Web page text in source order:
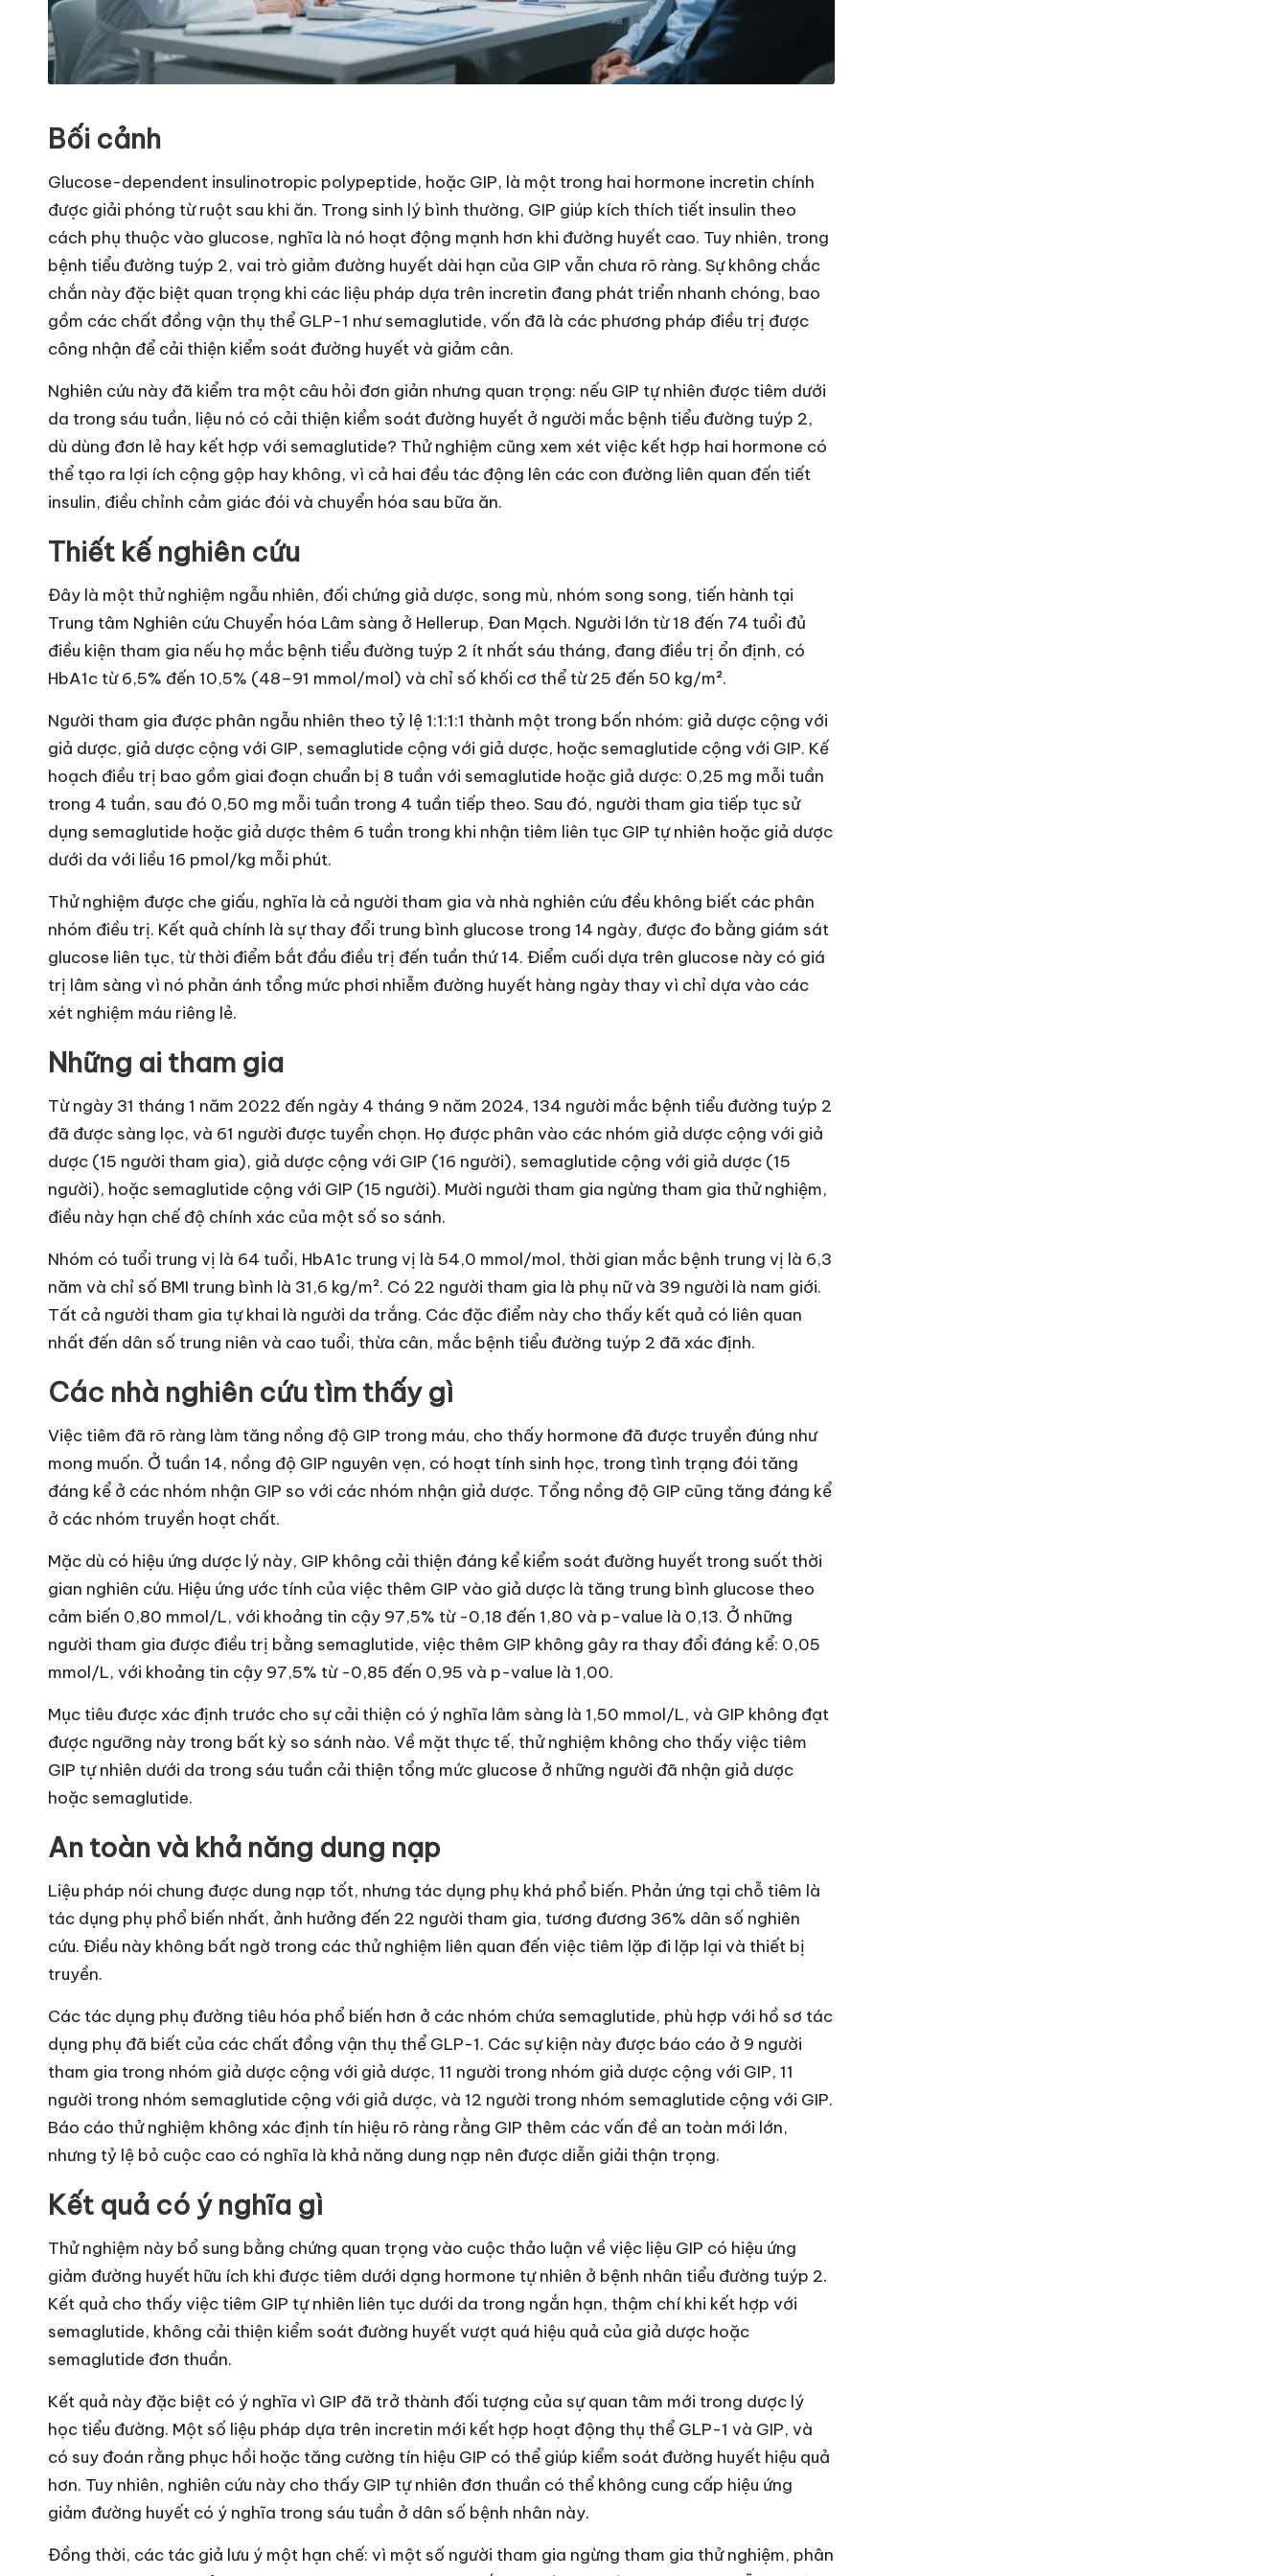
Bối cảnh
Glucose-dependent insulinotropic polypeptide, hoặc GIP, là một trong hai hormone incretin chính
được giải phóng từ ruột sau khi ăn. Trong sinh lý bình thường, GIP giúp kích thích tiết insulin theo
cách phụ thuộc vào glucose, nghĩa là nó hoạt động mạnh hơn khi đường huyết cao. Tuy nhiên, trong
bệnh tiểu đường tuýp 2, vai trò giảm đường huyết dài hạn của GIP vẫn chưa rõ ràng. Sự không chắc
chắn này đặc biệt quan trọng khi các liệu pháp dựa trên incretin đang phát triển nhanh chóng, bao
gồm các chất đồng vận thụ thể GLP-1 như semaglutide, vốn đã là các phương pháp điều trị được
công nhận để cải thiện kiểm soát đường huyết và giảm cân.
Nghiên cứu này đã kiểm tra một câu hỏi đơn giản nhưng quan trọng: nếu GIP tự nhiên được tiêm dưới
da trong sáu tuần, liệu nó có cải thiện kiểm soát đường huyết ở người mắc bệnh tiểu đường tuýp 2,
dù dùng đơn lẻ hay kết hợp với semaglutide? Thử nghiệm cũng xem xét việc kết hợp hai hormone có
thể tạo ra lợi ích cộng gộp hay không, vì cả hai đều tác động lên các con đường liên quan đến tiết
insulin, điều chỉnh cảm giác đói và chuyển hóa sau bữa ăn.
Thiết kế nghiên cứu
Đây là một thử nghiệm ngẫu nhiên, đối chứng giả dược, song mù, nhóm song song, tiến hành tại
Trung tâm Nghiên cứu Chuyển hóa Lâm sàng ở Hellerup, Đan Mạch. Người lớn từ 18 đến 74 tuổi đủ
điều kiện tham gia nếu họ mắc bệnh tiểu đường tuýp 2 ít nhất sáu tháng, đang điều trị ổn định, có
HbA1c từ 6,5% đến 10,5% (48–91 mmol/mol) và chỉ số khối cơ thể từ 25 đến 50 kg/m².
Người tham gia được phân ngẫu nhiên theo tỷ lệ 1:1:1:1 thành một trong bốn nhóm: giả dược cộng với
giả dược, giả dược cộng với GIP, semaglutide cộng với giả dược, hoặc semaglutide cộng với GIP. Kế
hoạch điều trị bao gồm giai đoạn chuẩn bị 8 tuần với semaglutide hoặc giả dược: 0,25 mg mỗi tuần
trong 4 tuần, sau đó 0,50 mg mỗi tuần trong 4 tuần tiếp theo. Sau đó, người tham gia tiếp tục sử
dụng semaglutide hoặc giả dược thêm 6 tuần trong khi nhận tiêm liên tục GIP tự nhiên hoặc giả dược
dưới da với liều 16 pmol/kg mỗi phút.
Thử nghiệm được che giấu, nghĩa là cả người tham gia và nhà nghiên cứu đều không biết các phân
nhóm điều trị. Kết quả chính là sự thay đổi trung bình glucose trong 14 ngày, được đo bằng giám sát
glucose liên tục, từ thời điểm bắt đầu điều trị đến tuần thứ 14. Điểm cuối dựa trên glucose này có giá
trị lâm sàng vì nó phản ánh tổng mức phơi nhiễm đường huyết hàng ngày thay vì chỉ dựa vào các
xét nghiệm máu riêng lẻ.
Những ai tham gia
Từ ngày 31 tháng 1 năm 2022 đến ngày 4 tháng 9 năm 2024, 134 người mắc bệnh tiểu đường tuýp 2
đã được sàng lọc, và 61 người được tuyển chọn. Họ được phân vào các nhóm giả dược cộng với giả
dược (15 người tham gia), giả dược cộng với GIP (16 người), semaglutide cộng với giả dược (15
người), hoặc semaglutide cộng với GIP (15 người). Mười người tham gia ngừng tham gia thử nghiệm,
điều này hạn chế độ chính xác của một số so sánh.
Nhóm có tuổi trung vị là 64 tuổi, HbA1c trung vị là 54,0 mmol/mol, thời gian mắc bệnh trung vị là 6,3
năm và chỉ số BMI trung bình là 31,6 kg/m². Có 22 người tham gia là phụ nữ và 39 người là nam giới.
Tất cả người tham gia tự khai là người da trắng. Các đặc điểm này cho thấy kết quả có liên quan
nhất đến dân số trung niên và cao tuổi, thừa cân, mắc bệnh tiểu đường tuýp 2 đã xác định.
Các nhà nghiên cứu tìm thấy gì
Việc tiêm đã rõ ràng làm tăng nồng độ GIP trong máu, cho thấy hormone đã được truyền đúng như
mong muốn. Ở tuần 14, nồng độ GIP nguyên vẹn, có hoạt tính sinh học, trong tình trạng đói tăng
đáng kể ở các nhóm nhận GIP so với các nhóm nhận giả dược. Tổng nồng độ GIP cũng tăng đáng kể
ở các nhóm truyền hoạt chất.
Mặc dù có hiệu ứng dược lý này, GIP không cải thiện đáng kể kiểm soát đường huyết trong suốt thời
gian nghiên cứu. Hiệu ứng ước tính của việc thêm GIP vào giả dược là tăng trung bình glucose theo
cảm biến 0,80 mmol/L, với khoảng tin cậy 97,5% từ -0,18 đến 1,80 và p-value là 0,13. Ở những
người tham gia được điều trị bằng semaglutide, việc thêm GIP không gây ra thay đổi đáng kể: 0,05
mmol/L, với khoảng tin cậy 97,5% từ -0,85 đến 0,95 và p-value là 1,00.
Mục tiêu được xác định trước cho sự cải thiện có ý nghĩa lâm sàng là 1,50 mmol/L, và GIP không đạt
được ngưỡng này trong bất kỳ so sánh nào. Về mặt thực tế, thử nghiệm không cho thấy việc tiêm
GIP tự nhiên dưới da trong sáu tuần cải thiện tổng mức glucose ở những người đã nhận giả dược
hoặc semaglutide.
An toàn và khả năng dung nạp
Liệu pháp nói chung được dung nạp tốt, nhưng tác dụng phụ khá phổ biến. Phản ứng tại chỗ tiêm là
tác dụng phụ phổ biến nhất, ảnh hưởng đến 22 người tham gia, tương đương 36% dân số nghiên
cứu. Điều này không bất ngờ trong các thử nghiệm liên quan đến việc tiêm lặp đi lặp lại và thiết bị
truyền.
Các tác dụng phụ đường tiêu hóa phổ biến hơn ở các nhóm chứa semaglutide, phù hợp với hồ sơ tác
dụng phụ đã biết của các chất đồng vận thụ thể GLP-1. Các sự kiện này được báo cáo ở 9 người
tham gia trong nhóm giả dược cộng với giả dược, 11 người trong nhóm giả dược cộng với GIP, 11
người trong nhóm semaglutide cộng với giả dược, và 12 người trong nhóm semaglutide cộng với GIP.
Báo cáo thử nghiệm không xác định tín hiệu rõ ràng rằng GIP thêm các vấn đề an toàn mới lớn,
nhưng tỷ lệ bỏ cuộc cao có nghĩa là khả năng dung nạp nên được diễn giải thận trọng.
Kết quả có ý nghĩa gì
Thử nghiệm này bổ sung bằng chứng quan trọng vào cuộc thảo luận về việc liệu GIP có hiệu ứng
giảm đường huyết hữu ích khi được tiêm dưới dạng hormone tự nhiên ở bệnh nhân tiểu đường tuýp 2.
Kết quả cho thấy việc tiêm GIP tự nhiên liên tục dưới da trong ngắn hạn, thậm chí khi kết hợp với
semaglutide, không cải thiện kiểm soát đường huyết vượt quá hiệu quả của giả dược hoặc
semaglutide đơn thuần.
Kết quả này đặc biệt có ý nghĩa vì GIP đã trở thành đối tượng của sự quan tâm mới trong dược lý
học tiểu đường. Một số liệu pháp dựa trên incretin mới kết hợp hoạt động thụ thể GLP-1 và GIP, và
có suy đoán rằng phục hồi hoặc tăng cường tín hiệu GIP có thể giúp kiểm soát đường huyết hiệu quả
hơn. Tuy nhiên, nghiên cứu này cho thấy GIP tự nhiên đơn thuần có thể không cung cấp hiệu ứng
giảm đường huyết có ý nghĩa trong sáu tuần ở dân số bệnh nhân này.
Đồng thời, các tác giả lưu ý một hạn chế: vì một số người tham gia ngừng tham gia thử nghiệm, phân